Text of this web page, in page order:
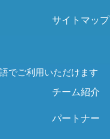
サイトマップ
でご利用いただけます
チーム紹介
パートナー